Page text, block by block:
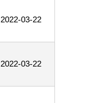
2022-03-22
2022-03-22